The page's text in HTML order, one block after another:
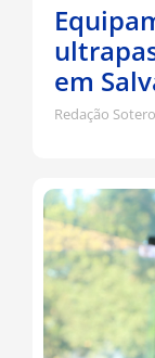
em
Redação